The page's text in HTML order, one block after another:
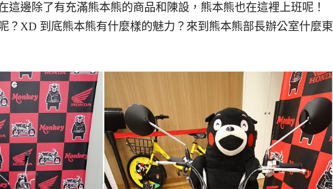
這邊除了有充滿熊本熊的商品和陳設，熊本熊也在這裡上班呢！
？XD 到底熊本熊有什麼樣的魅力？來到熊本熊部長辦公室什麼東